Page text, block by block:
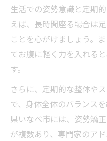
生活での姿勢意識と定期
えば、長時間座る場合は
ことを心がけましょう。
てお腹に軽く力を入れる
す。
さらに、定期的な整体や
で、身体全体のバランス
県いなべ市には、姿勢矯
が複数あり、専門家のア